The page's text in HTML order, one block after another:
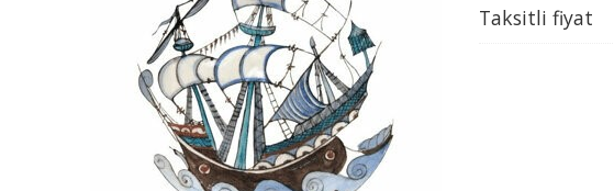
Taksitli fiyat